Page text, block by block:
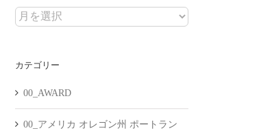
ア
イ
カテゴリー
00_AWARD
00_アメリカ オレゴン州 ポートラン